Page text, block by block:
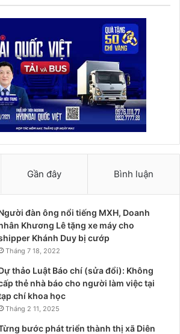
Gần đây Bình luận
đàn ông nổi tiếng MXH, Doanh
Khương Lê tặng xe máy cho
Khánh Duy bị cướp
Tháng 7 18, 2022
thảo Luật Báo chí (sửa đổi): Không
thẻ nhà báo cho người làm việc tại
chí khoa học
Tháng 2 11, 2025
bước phát triển thành thị xã Diên